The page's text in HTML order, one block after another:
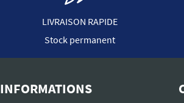
LIVRAISON RAPIDE
Stock permanent
INFORMATIONS